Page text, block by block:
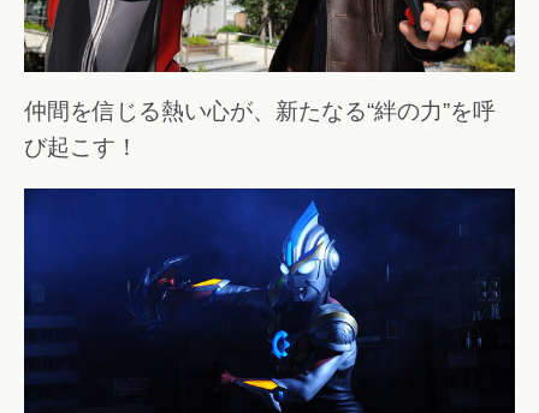
仲間を信じる熱い心が、新たなる“絆の力”を呼
び起こす！